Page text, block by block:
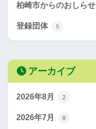
柏崎市からのおしらせ
登録団体 5
アーカイブ
2026年8月 2
2026年7月 8